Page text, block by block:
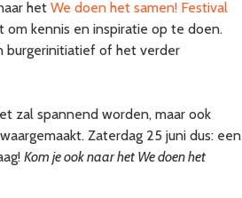
het We doen het samen! Festival
kennis en inspiratie op te doen.
burgerinitiatief of het verder
zal spannend worden, maar ook
Zaterdag 25 juni dus: een
Kom je ook naar het We doen het